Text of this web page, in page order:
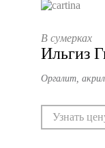
В сумерках
Ильгиз
Оргалит,
Узнать